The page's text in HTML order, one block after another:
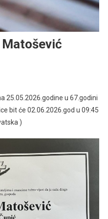
25.05.2026.godine u 67.godini
bit će 02.06.2026.god u 09:45
)